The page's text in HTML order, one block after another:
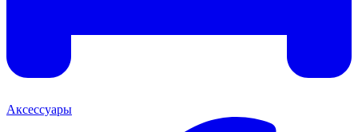
Аксессуары